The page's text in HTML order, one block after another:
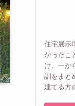
住宅展示
かったこ
け、一か
訓をまと
建てる方